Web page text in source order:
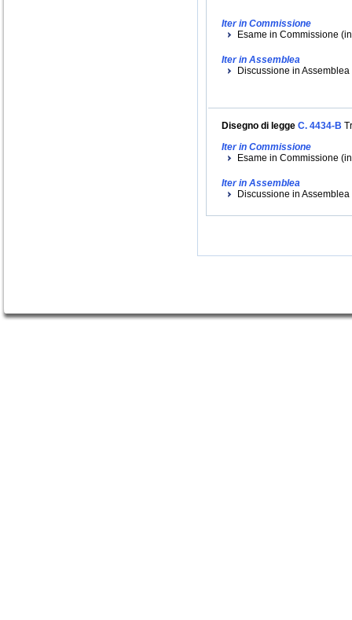
Iter in Commissione
Esame in Commissione
Iter in Assemblea
Discussione in
Disegno di legge C. 4434-B
Iter in Commissione
Esame in Commissione
Iter in Assemblea
Discussione in